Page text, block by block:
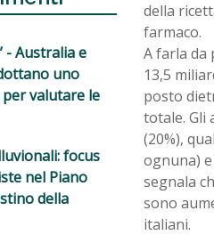
- Australia e
uno
valutare le
focus
nel Piano
della
della
farmaco.
A farla da
13,5
posto
totale. Gli
(20%),
ognuna)
segnala
sono
italiani.